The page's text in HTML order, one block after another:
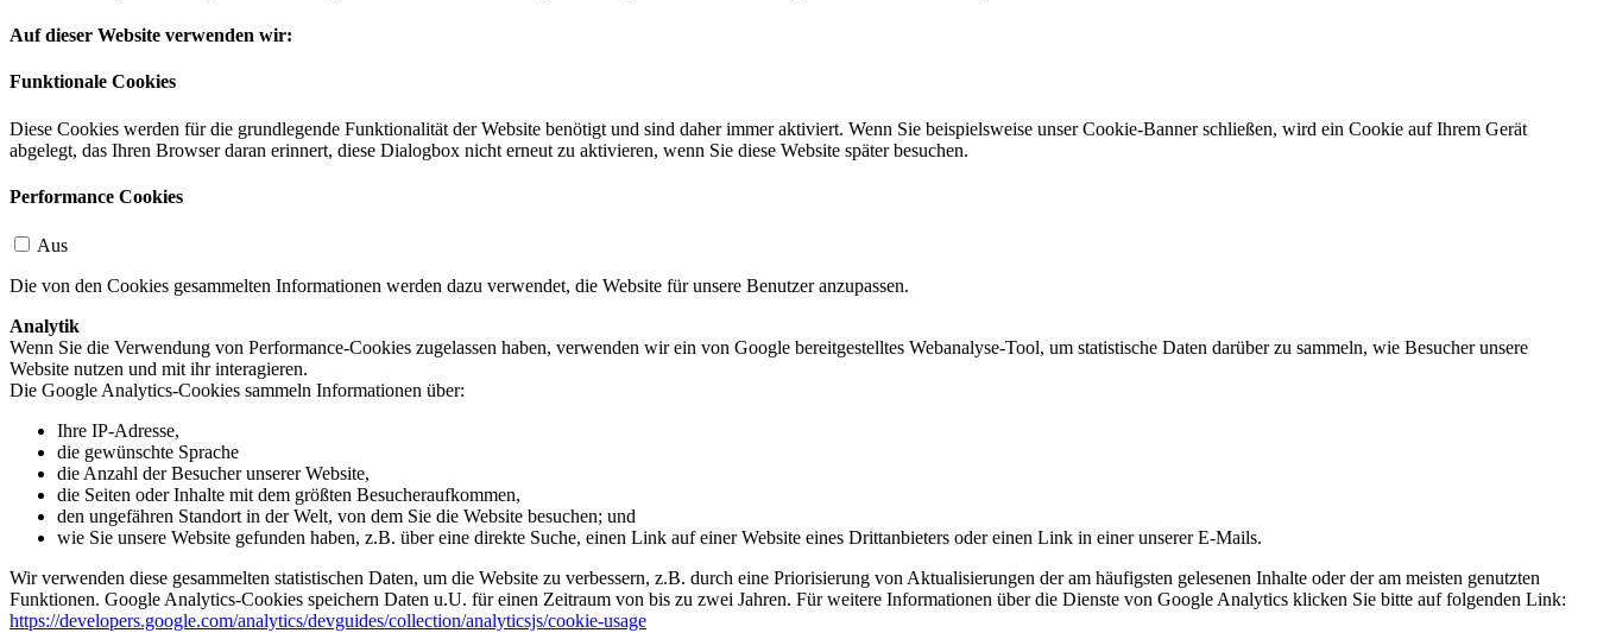
Auf dieser Website verwenden wir:
Funktionale Cookies
Diese Cookies werden für die grundlegende Funktionalität der Website benötigt und sind daher immer aktiviert. Wenn Sie beispielsweise unser Cookie-Banner schließen, wird ein Cookie auf Ihrem Gerät
abgelegt, das Ihren Browser daran erinnert, diese Dialogbox nicht erneut zu aktivieren, wenn Sie diese Website später besuchen.
Performance Cookies
Aus
Die von den Cookies gesammelten Informationen werden dazu verwendet, die Website für unsere Benutzer anzupassen.
Analytik
Wenn Sie die Verwendung von Performance-Cookies zugelassen haben, verwenden wir ein von Google bereitgestelltes Webanalyse-Tool, um statistische Daten darüber zu sammeln, wie Besucher unsere
Website nutzen und mit ihr interagieren.
Die Google Analytics-Cookies sammeln Informationen über:
Ihre IP-Adresse,
die gewünschte Sprache
die Anzahl der Besucher unserer Website,
die Seiten oder Inhalte mit dem größten Besucheraufkommen,
den ungefähren Standort in der Welt, von dem Sie die Website besuchen; und
wie Sie unsere Website gefunden haben, z.B. über eine direkte Suche, einen Link auf einer Website eines Drittanbieters oder einen Link in einer unserer E-Mails.
Wir verwenden diese gesammelten statistischen Daten, um die Website zu verbessern, z.B. durch eine Priorisierung von Aktualisierungen der am häufigsten gelesenen Inhalte oder der am meisten genutzten
Funktionen. Google Analytics-Cookies speichern Daten u.U. für einen Zeitraum von bis zu zwei Jahren. Für weitere Informationen über die Dienste von Google Analytics klicken Sie bitte auf folgenden Link:
https://developers.google.com/analytics/devguides/collection/analyticsjs/cookie-usage